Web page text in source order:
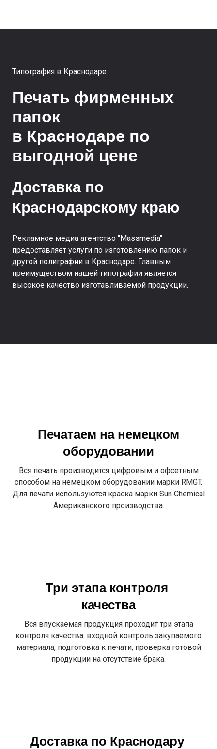
Типография в Краснодаре
Печать фирменных
папок
в Краснодаре по
выгодной цене
Доставка по
Краснодарскому краю
Рекламное медиа агентство "Massmedia"
предоставляет услуги по изготовлению папок и
другой полиграфии в Краснодаре. Главным
преимуществом нашей типографии является
высокое качество изготавливаемой продукции.
Печатаем на немецком
оборудовании
Вся печать производится цифровым и офсетным
способом на немецком оборудовании марки RMGT.
Для печати используются краска марки Sun Chemical
Американского производства.
Три этапа контроля
качества
Вся впускаемая продукция проходит три этапа
контроля качества: входной контроль закупаемого
материала, подготовка к печати, проверка готовой
продукции на отсутствие брака.
Доставка по Краснодару